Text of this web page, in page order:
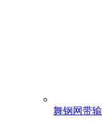
舞钢网带